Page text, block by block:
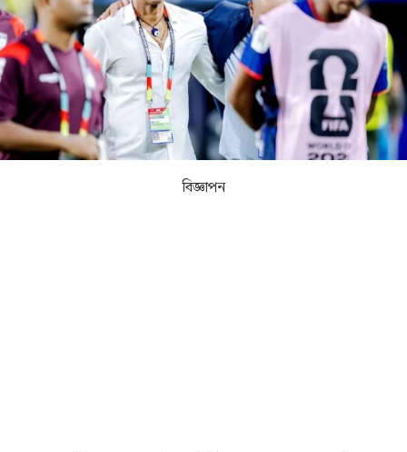
কনভার্টার
বিজ্ঞাপন